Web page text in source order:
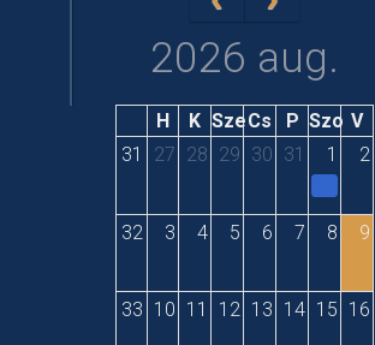
2026 aug.
H K SzeCs P Szo V
31
27 28 29 30 31 1 2
32 3 4 5 6 7 8 9
33 10 11 12 13 14 15 16